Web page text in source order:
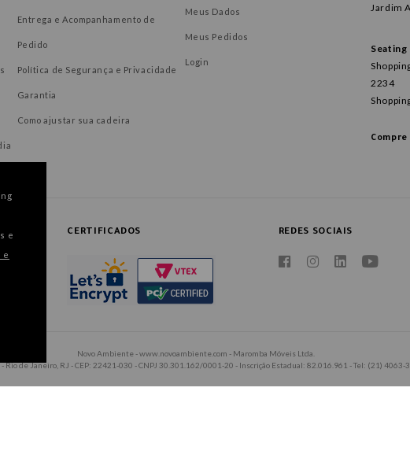
Entrega e Acompanhamento de
Pedido
Política de Segurança e Privacidade
Garantia
Como ajustar sua cadeira
Meus Dados
Meus Pedidos
Login
Jardim
Seating
2234
CERTIFICADOS REDES SOCIAIS
Novo Ambiente - www.novoambiente.com - Maromba Móveis Ltda.
Rio de Janeiro, RJ - CEP: 22421-030 - CNPJ 30.301.162/0001-20 - Inscrição Estadual: 82.016.961 - Tel: (21)
e
e